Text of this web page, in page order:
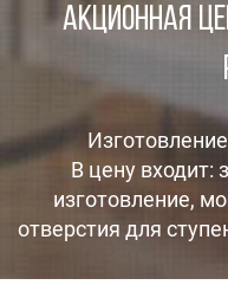
Акционная
В цену входит:
изготовление,
отверстия для